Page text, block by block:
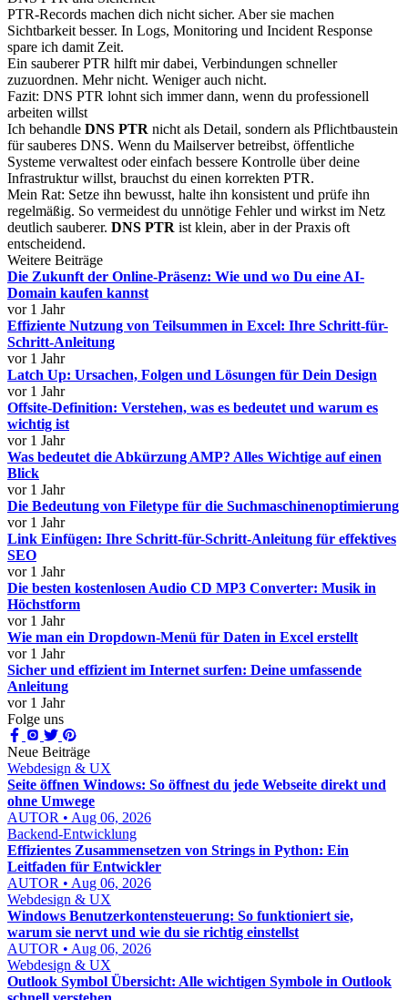
PTR-Records machen dich nicht sicher. Aber sie machen
Sichtbarkeit besser. In Logs, Monitoring und Incident Response
spare ich damit Zeit.
Ein sauberer PTR hilft mir dabei, Verbindungen schneller
zuzuordnen. Mehr nicht. Weniger auch nicht.
Fazit: DNS PTR lohnt sich immer dann, wenn du professionell
arbeiten willst
Ich behandle DNS PTR nicht als Detail, sondern als Pflichtbaustein
für sauberes DNS. Wenn du Mailserver betreibst, öffentliche
Systeme verwaltest oder einfach bessere Kontrolle über deine
Infrastruktur willst, brauchst du einen korrekten PTR.
Mein Rat: Setze ihn bewusst, halte ihn konsistent und prüfe ihn
regelmäßig. So vermeidest du unnötige Fehler und wirkst im Netz
deutlich sauberer. DNS PTR ist klein, aber in der Praxis oft
entscheidend.
Weitere Beiträge
Die Zukunft der Online-Präsenz: Wie und wo Du eine AI-
Domain kaufen kannst
vor 1 Jahr
Effiziente Nutzung von Teilsummen in Excel: Ihre Schritt-für-
Schritt-Anleitung
vor 1 Jahr
Latch Up: Ursachen, Folgen und Lösungen für Dein Design
vor 1 Jahr
Offsite-Definition: Verstehen, was es bedeutet und warum es
wichtig ist
vor 1 Jahr
Was bedeutet die Abkürzung AMP? Alles Wichtige auf einen
Blick
vor 1 Jahr
Die Bedeutung von Filetype für die Suchmaschinenoptimierung
vor 1 Jahr
Link Einfügen: Ihre Schritt-für-Schritt-Anleitung für effektives
SEO
vor 1 Jahr
Die besten kostenlosen Audio CD MP3 Converter: Musik in
Höchstform
vor 1 Jahr
Wie man ein Dropdown-Menü für Daten in Excel erstellt
vor 1 Jahr
Sicher und effizient im Internet surfen: Deine umfassende
Anleitung
vor 1 Jahr
Folge uns
Neue Beiträge
Webdesign & UX
Seite öffnen Windows: So öffnest du jede Webseite direkt und
ohne Umwege
AUTOR • Aug 06, 2026
Backend-Entwicklung
Effizientes Zusammensetzen von Strings in Python: Ein
Leitfaden für Entwickler
AUTOR • Aug 06, 2026
Webdesign & UX
Windows Benutzerkontensteuerung: So funktioniert sie,
warum sie nervt und wie du sie richtig einstellst
AUTOR • Aug 06, 2026
Webdesign & UX
Outlook Symbol Übersicht: Alle wichtigen Symbole in Outlook